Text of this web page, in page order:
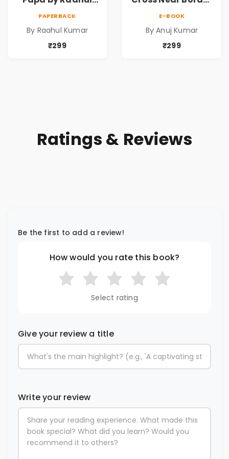
& Family Bonds
PAPERBACK
By Raahul Kumar
₹299
Fiction Novel
E-BOOK
By Anuj Kumar
₹299
Ratings & Reviews
Be the first to add a review!
How would you rate this book?
Select rating
Give your review a title
Write your review